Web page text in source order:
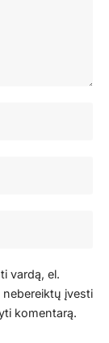
vardą, el.
įvesti
komentarą.